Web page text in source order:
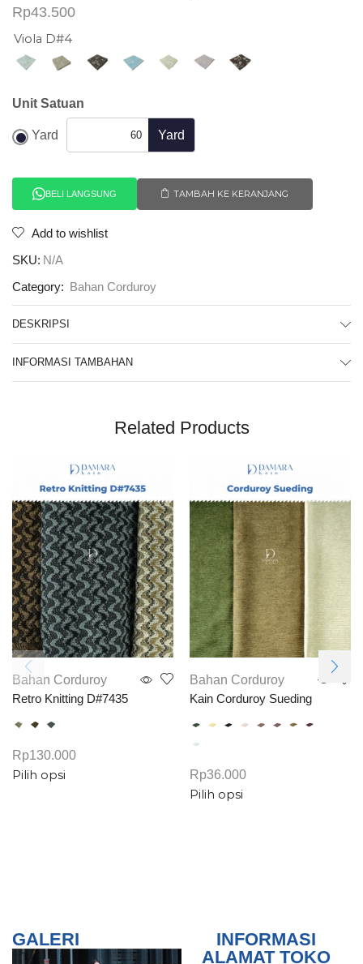
Rp43.500
Viola D#4
Unit Satuan
Yard Yard
TAMBAH KE KERANJANG
BELI LANGSUNG
Add to wishlist
SKU: N/A
Category: Bahan Corduroy
DESKRIPSI
INFORMASI TAMBAHAN
Related Products
Bahan Corduroy
Retro Knitting D#7435
Rp130.000
Pilih opsi
Bahan Corduroy
Kain Corduroy Sueding
Rp36.000
Pilih opsi
GALERI
INFORMASI
ALAMAT TOKO